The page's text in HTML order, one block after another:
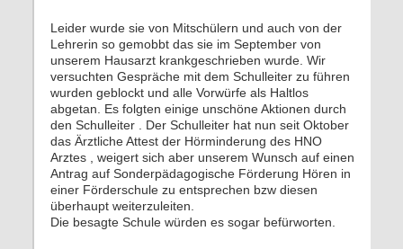
Leider wurde sie von Mitschülern und auch von der
Lehrerin so gemobbt das sie im September von
unserem Hausarzt krankgeschrieben wurde. Wir
versuchten Gespräche mit dem Schulleiter zu führen
wurden geblockt und alle Vorwürfe als Haltlos
abgetan. Es folgten einige unschöne Aktionen durch
den Schulleiter . Der Schulleiter hat nun seit Oktober
das Ärztliche Attest der Hörminderung des HNO
Arztes , weigert sich aber unserem Wunsch auf einen
Antrag auf Sonderpädagogische Förderung Hören in
einer Förderschule zu entsprechen bzw diesen
überhaupt weiterzuleiten.
Die besagte Schule würden es sogar befürworten.